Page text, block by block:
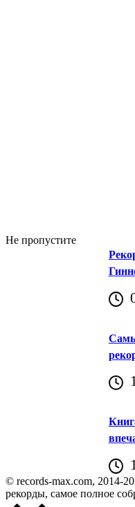
Не пропустите
© records-max.com, 2014-
рекорды, самое полное